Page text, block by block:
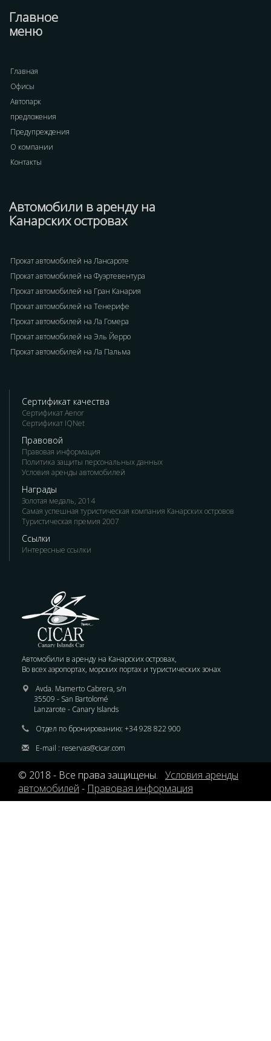
Главное
меню
Главная
Офисы
Автопарк
предложения
Предупреждения
О компании
Контакты
Автомобили в аренду на
Канарских островах
Прокат автомобилей на Лансароте
Прокат автомобилей на Фуэртевентура
Прокат автомобилей на Гран Канария
Прокат автомобилей на Тенерифе
Прокат автомобилей на Ла Гомера
Прокат автомобилей на Эль Йерро
Прокат автомобилей на Ла Пальма
Сертификат качества
Сертификат Aenor
Сертификат IQNet
Правовой
Правовая информация
Политика защиты персональных данных
Условия аренды автомобилей
Награды
Золотая медаль, 2014
Самая успешная туристическая компания Канарских островов
Туристическая премия 2007
Ссылки
Интересные ссылки
Автомобили в аренду на Канарских островах,
Во всех аэропортах, морских портах и туристических зонах
Avda. Mamerto Cabrera, s/n
35509 - San Bartolomé
Lanzarote - Canary Islands
Отдел по бронированию: +34 928 822 900
E-mail : reservas@cicar.com
© 2018 - Все права защищены. Условия аренды
автомобилей - Правовая информация